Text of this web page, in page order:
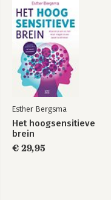
Esther Bergsma
Het hoogsensitieve
brein
€ 29,95